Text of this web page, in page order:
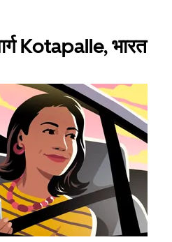
Kotapalle, भारत